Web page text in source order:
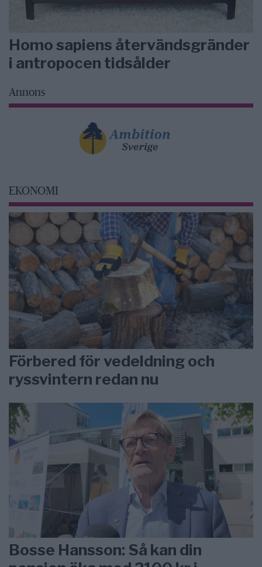
Homo sapiens återvändsgränder
i antropocen tidsålder
Annons
EKONOMI
Förbered för vedeldning och
ryssvintern redan nu
Bosse Hansson: Så kan din